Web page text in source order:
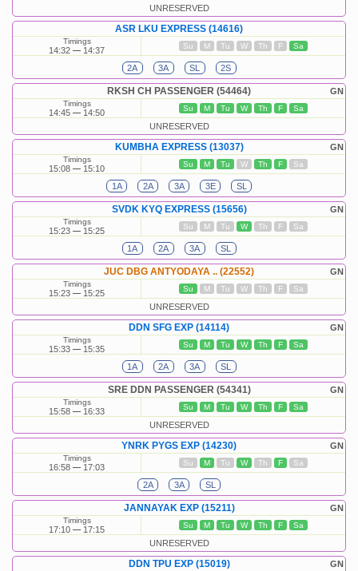
UNRESERVED
ASR LKU EXPRESS (14616)
Timings
14:32 14:37 Su M Tu W Th F Sa
2A 3A SL 2S
GN
RKSH CH PASSENGER (54464)
Timings
14:45 14:50 Su M Tu W Th F Sa
UNRESERVED
GN
KUMBHA EXPRESS (13037)
Timings
15:08 15:10 Su M Tu W Th F Sa
1A 2A 3A 3E SL
GN
SVDK KYQ EXPRESS (15656)
Timings
15:23 15:25 Su M Tu W Th F Sa
1A 2A 3A SL
GN
JUC DBG ANTYODAYA .. (22552)
Timings
15:23 15:25 Su M Tu W Th F Sa
UNRESERVED
GN
DDN SFG EXP (14114)
Timings
15:33 15:35 Su M Tu W Th F Sa
1A 2A 3A SL
GN
SRE DDN PASSENGER (54341)
Timings
15:58 16:33 Su M Tu W Th F Sa
UNRESERVED
GN
YNRK PYGS EXP (14230)
Timings
16:58 17:03 Su M Tu W Th F Sa
2A 3A SL
GN
JANNAYAK EXP (15211)
Timings
17:10 17:15 Su M Tu W Th F Sa
UNRESERVED
GN
DDN TPU EXP (15019)